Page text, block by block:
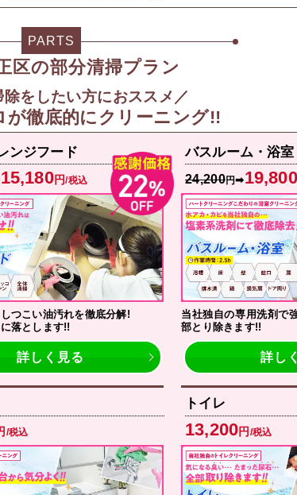
PARTS
区の部分清掃プラン
をしたい方におススメ／
が徹底的にクリーニング!!
ンジフード
15,180円/税込
つこい油汚れを徹底分解!
落とします!!
詳しく見る
バスルーム・浴室
24,200円➡19,800
当社独自の専用洗剤で
部とり除きます!!
詳し
/税込
トイレ
13,200円 /税込